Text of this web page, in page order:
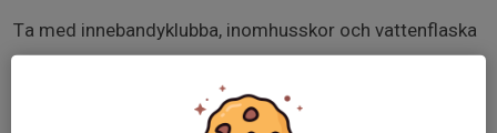
Ta med innebandyklubba, inomhusskor och vattenflaska